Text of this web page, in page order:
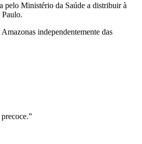
pelo Ministério da Saúde a distribuir à
independentemente das